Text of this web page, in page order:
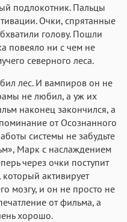
подлокотник. Пальцы
Очки, спрятанные
голову. Пошли
повеяло ни с чем не
северного леса.
лес. И вампиров он не
не любил, а уж их
наконец закончился, а
от Осознанного
системы не забудьте
Марк с наслаждением
через очки поступит
активирует
мозгу, и он не просто не
от фильма, а
хорошо.